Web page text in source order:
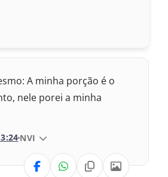
A minha porção é o
nele porei a minha
VERSÃO DA BÍBLIA
NVI
VERSÃO